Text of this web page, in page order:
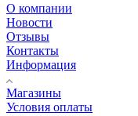
О компании
Новости
Отзывы
Контакты
Информация
Магазины
Условия оплаты